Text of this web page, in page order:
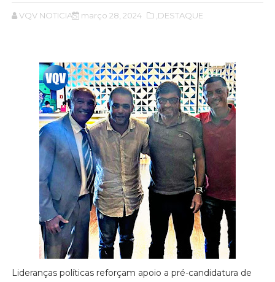
VQV NOTICIAS março 28, 2024 ,DESTAQUE
Lideranças políticas reforçam apoio a pré-candidatura de